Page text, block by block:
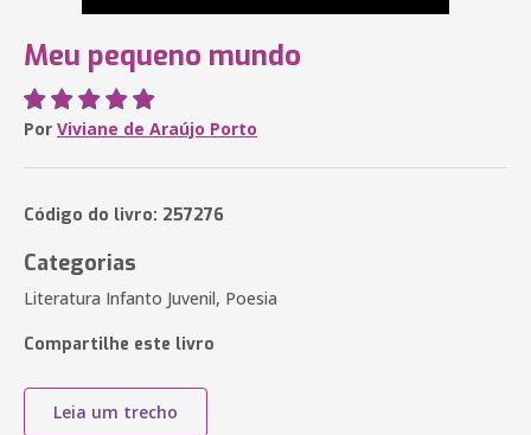
Meu pequeno mundo
Por Viviane de Araújo Porto
Código do livro: 257276
Categorias
Literatura Infanto Juvenil, Poesia
Compartilhe este livro
Leia um trecho